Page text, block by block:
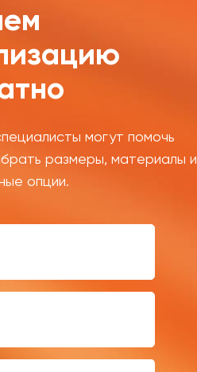
могут помочь
размеры, материалы и
опции.